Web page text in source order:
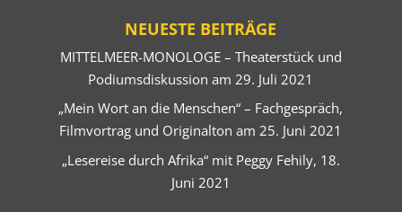
NEUESTE BEITRÄGE
MITTELMEER-MONOLOGE – Theaterstück und
Podiumsdiskussion am 29. Juli 2021
„Mein Wort an die Menschen“ – Fachgespräch,
Filmvortrag und Originalton am 25. Juni 2021
„Lesereise durch Afrika“ mit Peggy Fehily, 18.
Juni 2021